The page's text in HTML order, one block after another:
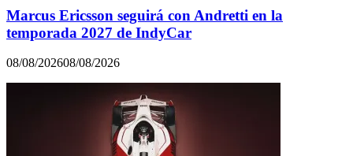
Marcus Ericsson seguirá con Andretti en la
temporada 2027 de IndyCar
08/08/202608/08/2026